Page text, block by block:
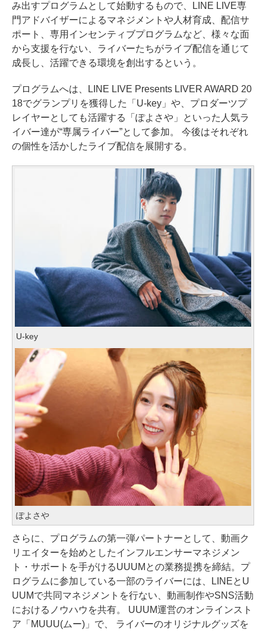
み出すプログラムとして始動するもので、LINE LIVE専
門アドバイザーによるマネジメントや人材育成、配信サ
ポート、専用インセンティブプログラムなど、様々な面
から支援を行ない、ライバーたちがライブ配信を通じて
成長し、活躍できる環境を創出するという。
プログラムへは、LINE LIVE Presents LIVER AWARD 20
18でグランプリを獲得した「U-key」や、プロダーツプ
レイヤーとしても活躍する「ぽよさや」といった人気ラ
イバー達が“専属ライバー”として参加。 今後はそれぞれ
の個性を活かしたライブ配信を展開する。
U-key
ぽよさや
さらに、プログラムの第一弾パートナーとして、動画ク
リエイターを始めとしたインフルエンサーマネジメン
ト・サポートを手がけるUUUMとの業務提携を締結。プ
ログラムに参加している一部のライバーには、LINEとU
UUMで共同マネジメントを行ない、動画制作やSNS活動
におけるノウハウを共有。 UUUM運営のオンラインスト
ア「MUUU(ムー)」で、 ライバーのオリジナルグッズを